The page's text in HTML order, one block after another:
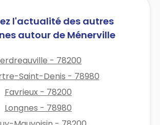
l'actualité des autres
autour de Ménerville
- 78200
Saint-Denis - 78980
Favrieux - 78200
Longnes - 78980